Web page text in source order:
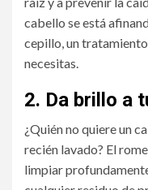
cabello se está
cepillo, un
necesitas.
2. Da brillo a
¿Quién no quiere un
recién lavado? El
limpiar